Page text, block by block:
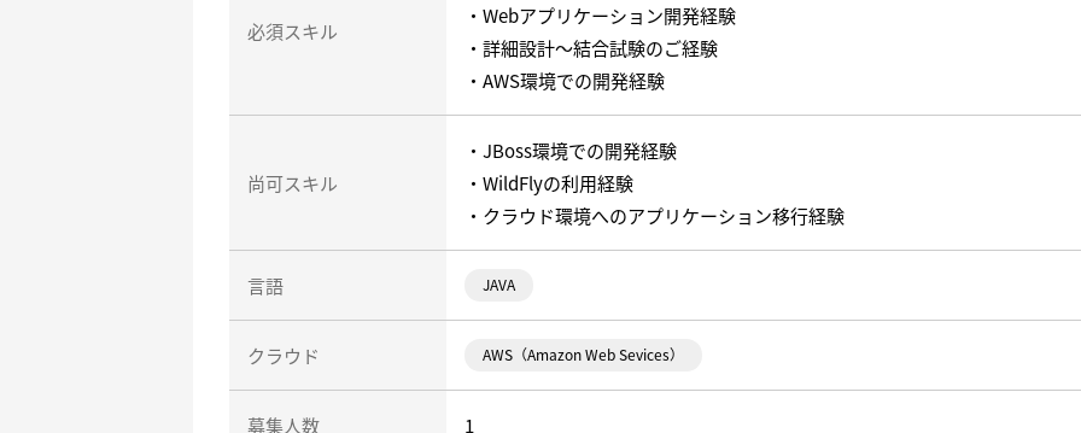
必須スキル
・Webアプリケーション開発経験
・詳細設計〜結合試験のご経験
・AWS環境での開発経験
尚可スキル
・JBoss環境での開発経験
・WildFlyの利用経験
・クラウド環境へのアプリケーション移行経験
言語 JAVA
クラウド AWS（Amazon Web Sevices）
募集人数 1